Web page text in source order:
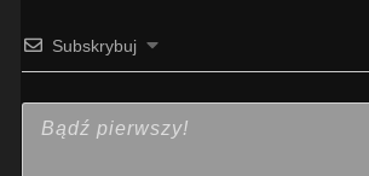
Subskrybuj